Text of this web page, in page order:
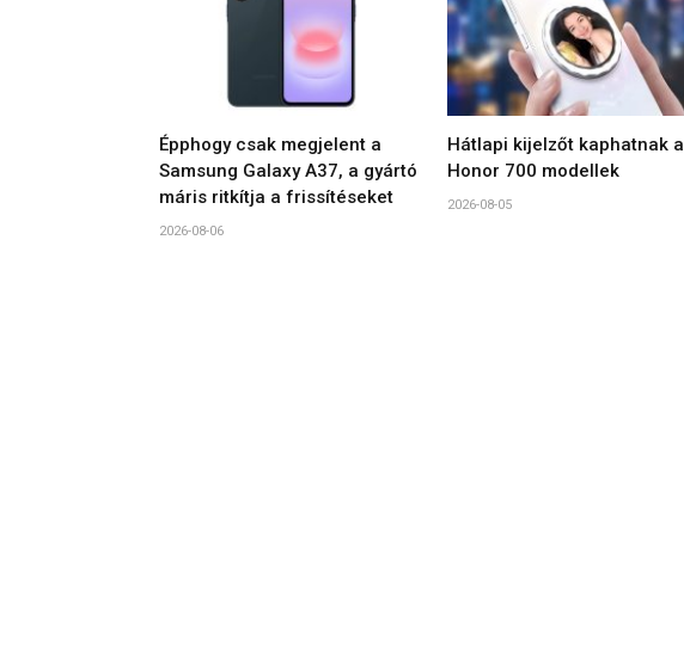
Épphogy csak megjelent a
Samsung Galaxy A37, a gyártó
máris ritkítja a frissítéseket
2026-08-06
Hátlapi kijelzőt kaphatnak a
Honor 700 modellek
2026-08-05